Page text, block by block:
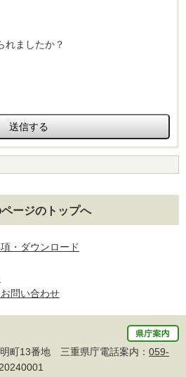
れましたか？
ページのトップへ
・ダウンロード
問い合わせ
町13番地 三重県庁電話案内： 059-